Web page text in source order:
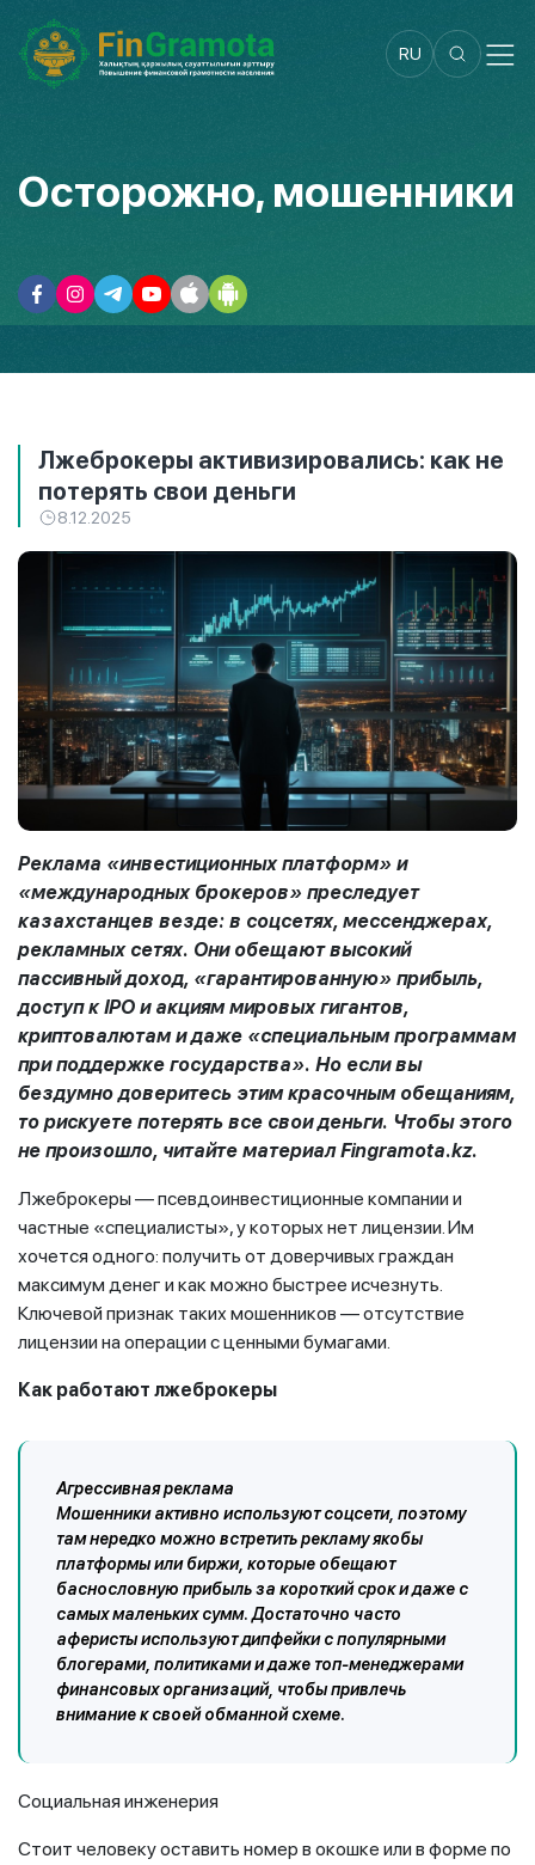
RU
Осторожно, мошенники
Лжеброкеры активизировались: как не
потерять свои деньги
8.12.2025
Реклама «инвестиционных платформ» и
«международных брокеров» преследует
казахстанцев везде: в соцсетях, мессенджерах,
рекламных сетях. Они обещают высокий
пассивный доход, «гарантированную» прибыль,
доступ к IPO и акциям мировых гигантов,
криптовалютам и даже «специальным программам
при поддержке государства». Но если вы
бездумно доверитесь этим красочным обещаниям,
то рискуете потерять все свои деньги. Чтобы этого
не произошло, читайте материал Fingramota.kz.
Лжеброкеры — псевдоинвестиционные компании и
частные «специалисты», у которых нет лицензии. Им
хочется одного: получить от доверчивых граждан
максимум денег и как можно быстрее исчезнуть.
Ключевой признак таких мошенников — отсутствие
лицензии на операции с ценными бумагами.
Как работают лжеброкеры
Агрессивная реклама
Мошенники активно используют соцсети, поэтому
там нередко можно встретить рекламу якобы
платформы или биржи, которые обещают
баснословную прибыль за короткий срок и даже с
самых маленьких сумм. Достаточно часто
аферисты используют дипфейки с популярными
блогерами, политиками и даже топ-менеджерами
финансовых организаций, чтобы привлечь
внимание к своей обманной схеме.
Социальная инженерия
Стоит человеку оставить номер в окошке или в форме по